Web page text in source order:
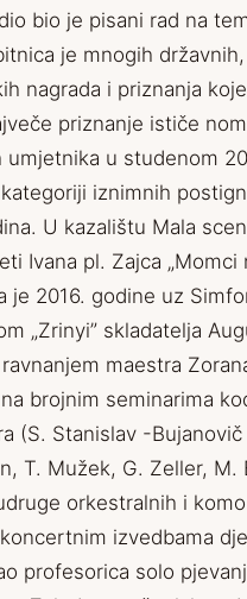
bio je pisani rad na
je mnogih državnih,
nagrada i priznanja
priznanje ističe
u studenom
iznimnih
U kazalištu Mala
Ivana pl. Zajca „Momci
je 2016. godine uz
„Zrinyi” skladatelja
maestra
brojnim seminarima
(S. Stanislav -Bujanovič
T. Mužek, G. Zeller, M.
orkestralnih i
izvedbama
profesorica solo